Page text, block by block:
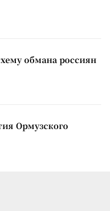
обмана россиян
Ормузского